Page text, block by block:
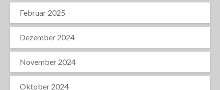
Februar 2025
Dezember 2024
November 2024
Oktober 2024